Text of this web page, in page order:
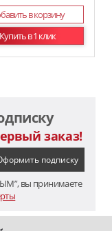
в корзину
Купить в 1 клик
заказ!
вы принимаете